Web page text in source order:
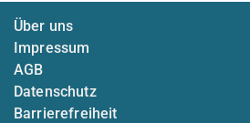
Über uns
Impressum
AGB
Datenschutz
Barrierefreiheit